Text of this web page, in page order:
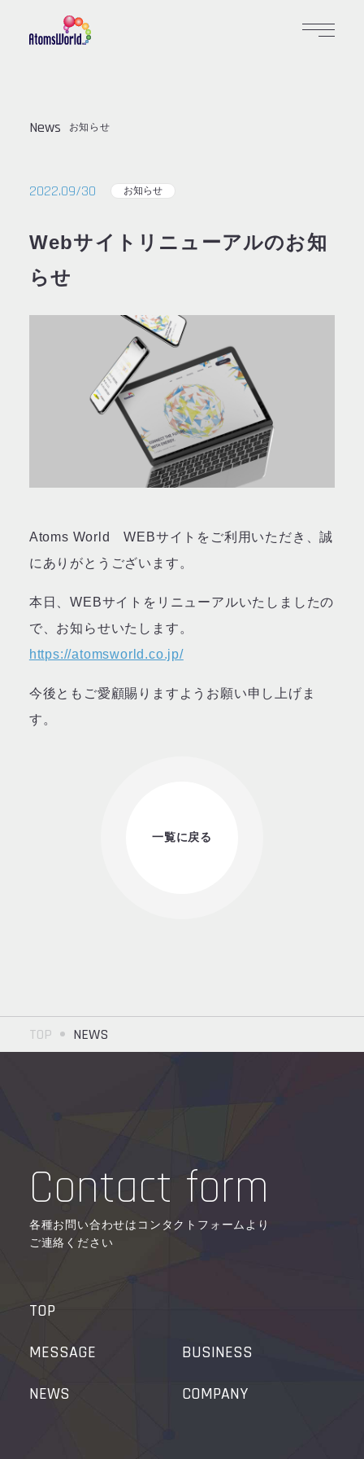
News お知らせ
2022.09/30 お知らせ
Webサイトリニューアルのお知
らせ
Atoms World WEBサイトをご利用いただき、誠
にありがとうございます。
本日、WEBサイトをリニューアルいたしましたの
で、お知らせいたします。
https://atomsworld.co.jp/
今後ともご愛顧賜りますようお願い申し上げま
す。
一覧に戻る
TOP NEWS
Contact form
各種お問い合わせはコンタクトフォームより
ご連絡ください
TOP
MESSAGE
BUSINESS
NEWS
COMPANY